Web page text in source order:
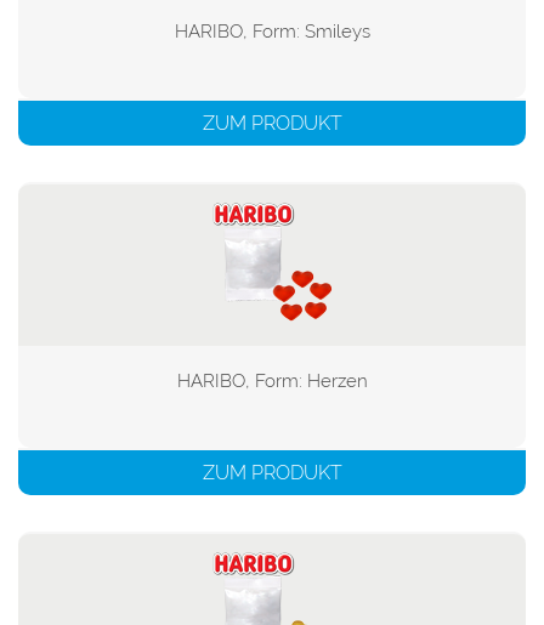
HARIBO, Form: Smileys
ZUM PRODUKT
HARIBO, Form: Herzen
ZUM PRODUKT